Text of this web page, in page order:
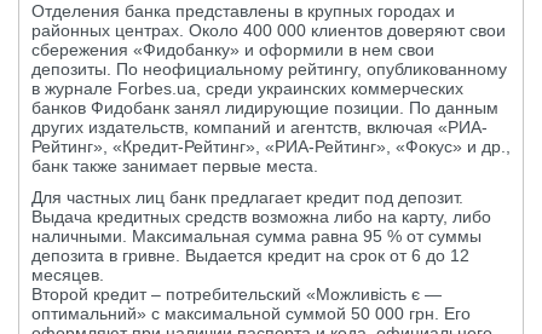
Отделения банка представлены в крупных городах и
районных центрах. Около 400 000 клиентов доверяют свои
сбережения «Фидобанку» и оформили в нем свои
депозиты. По неофициальному рейтингу, опубликованному
в журнале Forbes.ua, среди украинских коммерческих
банков Фидобанк занял лидирующие позиции. По данным
других издательств, компаний и агентств, включая «РИА-
Рейтинг», «Кредит-Рейтинг», «РИА-Рейтинг», «Фокус» и др.,
банк также занимает первые места.
Для частных лиц банк предлагает кредит под депозит.
Выдача кредитных средств возможна либо на карту, либо
наличными. Максимальная сумма равна 95 % от суммы
депозита в гривне. Выдается кредит на срок от 6 до 12
месяцев.
Второй кредит – потребительский «Можливість є —
оптимальний» с максимальной суммой 50 000 грн. Его